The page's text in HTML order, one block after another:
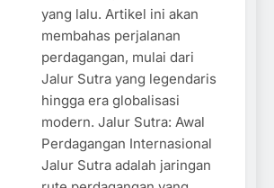
yang lalu. Artikel ini akan
membahas perjalanan
perdagangan, mulai dari
Jalur Sutra yang legendaris
hingga era globalisasi
modern. Jalur Sutra: Awal
Perdagangan Internasional
Jalur Sutra adalah jaringan